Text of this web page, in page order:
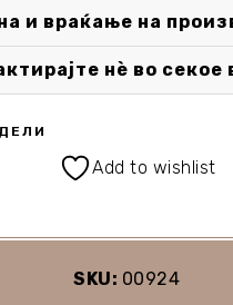
и враќање на
нè во секое
Add to wishlist
SKU: 00924